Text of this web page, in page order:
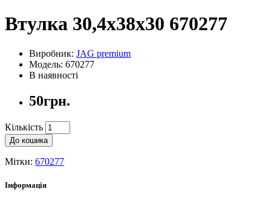
Втулка 30,4x38x30 670277
Виробник: JAG premium
Модель: 670277
В наявності
50грн.
Кількість
До кошика
Мітки: 670277
Інформація